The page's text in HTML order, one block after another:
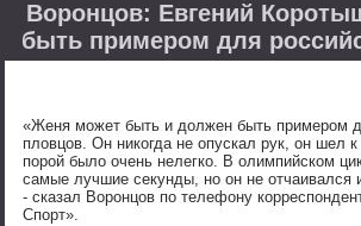
Воронцов: Евгений
быть примером для
«Женя может быть и должен быть примером
пловцов. Он никогда не опускал рук, он шел
порой было очень нелегко. В олимпийском
самые лучшие секунды, но он не отчаивался
- сказал Воронцов по телефону
Спорт».